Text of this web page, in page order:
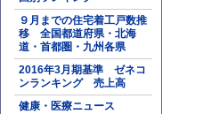
９月までの住宅着工戸数推
移 全国都道府県・北海
道・首都圏・九州各県
2016年3月期基準 ゼネコ
ンランキング 売上高
健康・医療ニュース